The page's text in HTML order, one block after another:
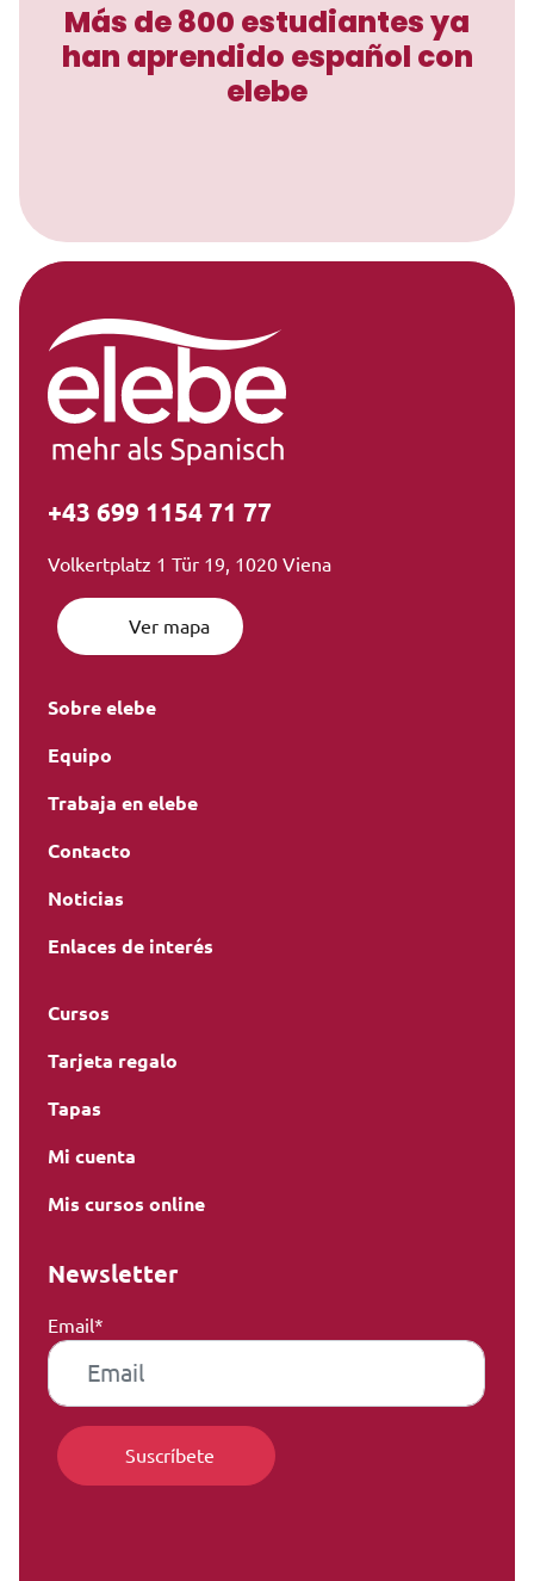
Más de 800 estudiantes ya
han aprendido español con
elebe
+43 699 1154 71 77
Volkertplatz 1 Tür 19, 1020 Viena
Ver mapa
Sobre elebe
Equipo
Trabaja en elebe
Contacto
Noticias
Enlaces de interés
Cursos
Tarjeta regalo
Tapas
Mi cuenta
Mis cursos online
Newsletter
Email*